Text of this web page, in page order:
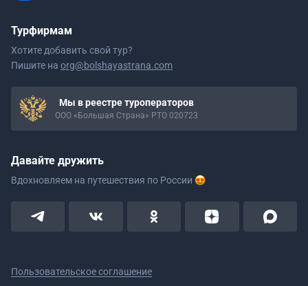
Турфирмам
Хотите добавить свой тур?
Пишите на org@bolshayastrana.com
Мы в реестре туроператоров
ООО «Большая Страна» РТО 020723
Давайте дружить
Вдохновляем на путешествия по России
Пользовательское соглашение